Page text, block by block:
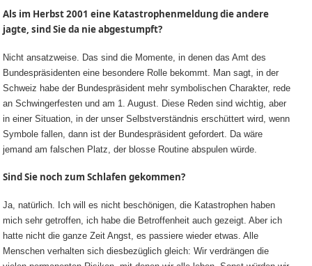
Als im Herbst 2001 eine Katastrophenmeldung die andere
jagte, sind Sie da nie abgestumpft?
Nicht ansatzweise. Das sind die Momente, in denen das Amt des
Bundespräsidenten eine besondere Rolle bekommt. Man sagt, in der
Schweiz habe der Bundespräsident mehr symbolischen Charakter, rede
an Schwingerfesten und am 1. August. Diese Reden sind wichtig, aber
in einer Situation, in der unser Selbstverständnis erschüttert wird, wenn
Symbole fallen, dann ist der Bundespräsident gefordert. Da wäre
jemand am falschen Platz, der blosse Routine abspulen würde.
Sind Sie noch zum Schlafen gekommen?
Ja, natürlich. Ich will es nicht beschönigen, die Katastrophen haben
mich sehr getroffen, ich habe die Betroffenheit auch gezeigt. Aber ich
hatte nicht die ganze Zeit Angst, es passiere wieder etwas. Alle
Menschen verhalten sich diesbezüglich gleich: Wir verdrängen die